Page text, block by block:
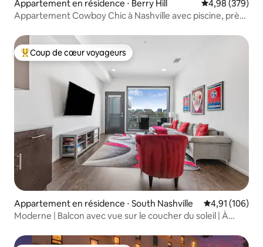
Appartement en résidence ⋅ Berry Hill Évaluation
4,98 (379)
Appartement Cowboy Chic à Nashville avec piscine, près
Coups de cœur voyageurs les plus appréciés
Coup de cœur voyageurs
Appartement en résidence ⋅ South Nashville Évaluation
4,91 (106)
Moderne | Balcon avec vue sur le coucher du soleil | À